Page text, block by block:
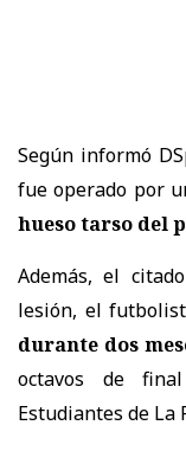
Según informó
fue operado por
hueso tarso del
Además, el
lesión, el
durante dos
octavos de
Estudiantes de La